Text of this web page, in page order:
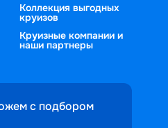
Коллекция выгодных
круизов
Круизные компании и
наши партнеры
с подбором